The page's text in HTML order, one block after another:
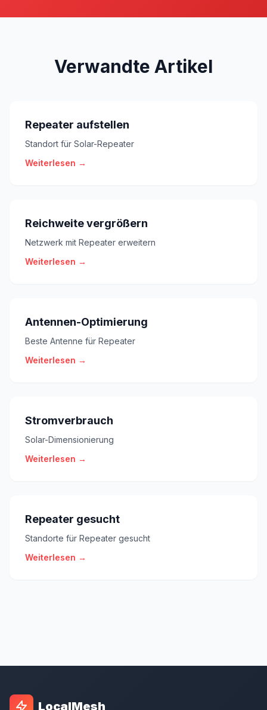
Verwandte Artikel
Repeater aufstellen
Standort für Solar-Repeater
Weiterlesen →
Reichweite vergrößern
Netzwerk mit Repeater erweitern
Weiterlesen →
Antennen-Optimierung
Beste Antenne für Repeater
Weiterlesen →
Stromverbrauch
Solar-Dimensionierung
Weiterlesen →
Repeater gesucht
Standorte für Repeater gesucht
Weiterlesen →
LocalMesh